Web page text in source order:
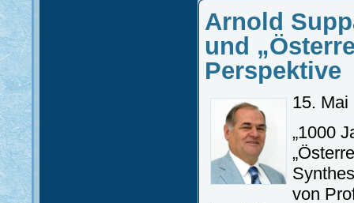
Arnold
und
Perspektive
15. Mai
„1000
von